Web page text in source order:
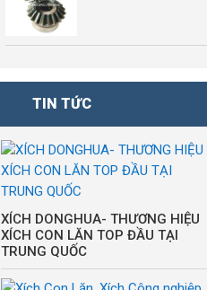
TIN TỨC
XÍCH DONGHUA- THƯƠNG HIỆU
XÍCH CON LĂN TOP ĐẦU TẠI
TRUNG QUỐC